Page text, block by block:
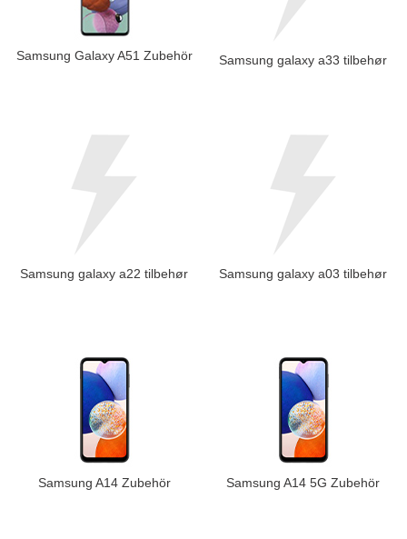
Samsung Galaxy A51 Zubehör Samsung galaxy a33 tilbehør
Samsung galaxy a22 tilbehør Samsung galaxy a03 tilbehør
Samsung A14 Zubehör Samsung A14 5G Zubehör